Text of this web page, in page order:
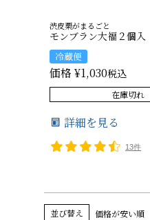
渋皮栗がまるごと
モンブラン大福２個入
冷蔵便
価格 ¥1,030税込
在庫切れ
詳細を見る
13件
並び替え 価格が安い順